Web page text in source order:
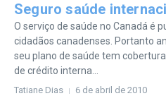
Seguro saúde
O serviço de saúde no Canadá é
cidadãos canadenses. Portanto
seu plano de saúde tem
de crédito interna...
Tatiane Dias 6 de abril de 2010